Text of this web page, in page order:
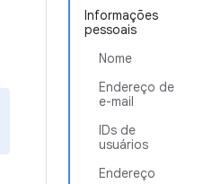
Informações
pessoais
Nome
Endereço de
e-mail
IDs de
usuários
Endereço